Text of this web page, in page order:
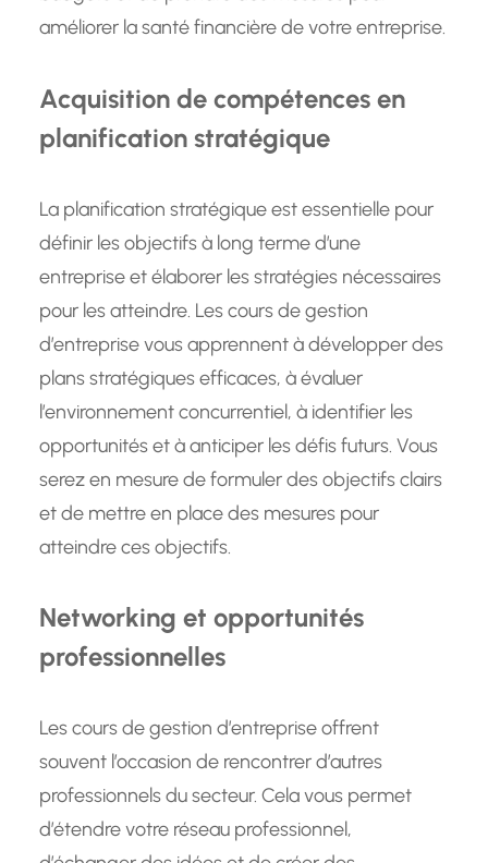
améliorer la santé financière de votre entreprise.
Acquisition de compétences en
planification stratégique
La planification stratégique est essentielle pour
définir les objectifs à long terme d’une
entreprise et élaborer les stratégies nécessaires
pour les atteindre. Les cours de gestion
d’entreprise vous apprennent à développer des
plans stratégiques efficaces, à évaluer
l’environnement concurrentiel, à identifier les
opportunités et à anticiper les défis futurs. Vous
serez en mesure de formuler des objectifs clairs
et de mettre en place des mesures pour
atteindre ces objectifs.
Networking et opportunités
professionnelles
Les cours de gestion d’entreprise offrent
souvent l’occasion de rencontrer d’autres
professionnels du secteur. Cela vous permet
d’étendre votre réseau professionnel,